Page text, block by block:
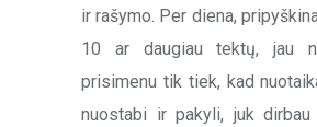
ir rašymo. Per diena,
10 ar daugiau tektų, jau
prisimenu tik tiek, kad
nuostabi ir pakyli, juk